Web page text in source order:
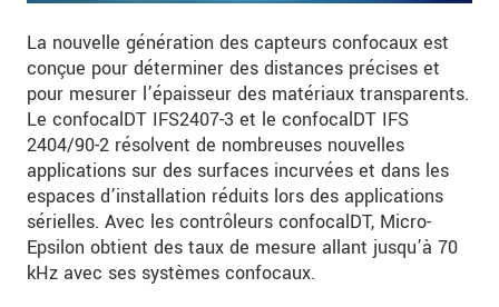
La nouvelle génération des capteurs confocaux est
conçue pour déterminer des distances précises et
pour mesurer l’épaisseur des matériaux transparents.
Le confocalDT IFS2407-3 et le confocalDT IFS
2404/90-2 résolvent de nombreuses nouvelles
applications sur des surfaces incurvées et dans les
espaces d’installation réduits lors des applications
sérielles. Avec les contrôleurs confocalDT, Micro-
Epsilon obtient des taux de mesure allant jusqu’à 70
kHz avec ses systèmes confocaux.